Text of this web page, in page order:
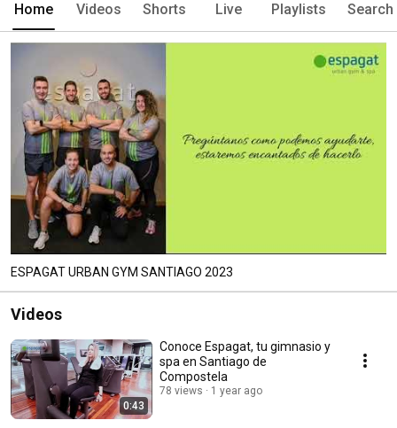
Home Videos Shorts Live Playlists Search
ESPAGAT URBAN GYM SANTIAGO 2023
Videos
0:43
Conoce Espagat, tu gimnasio y
spa en Santiago de
Compostela
78 views 1 year ago